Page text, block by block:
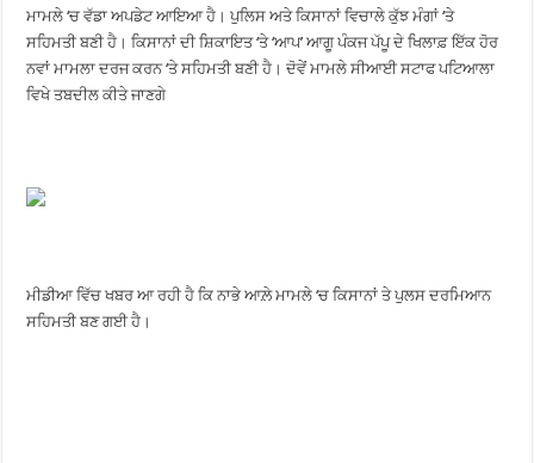
ਮਾਮਲੇ ‘ਚ ਵੱਡਾ ਅਪਡੇਟ ਆਇਆ ਹੈ। ਪੁਲਿਸ ਅਤੇ ਕਿਸਾਨਾਂ ਵਿਚਾਲੇ ਕੁੱਝ ਮੰਗਾਂ ‘ਤੇ
ਸਹਿਮਤੀ ਬਣੀ ਹੈ। ਕਿਸਾਨਾਂ ਦੀ ਸ਼ਿਕਾਇਤ ‘ਤੇ ‘ਆਪ’ ਆਗੂ ਪੰਕਜ ਪੱਪੂ ਦੇ ਖਿਲਾਫ਼ ਇੱਕ ਹੋਰ
ਨਵਾਂ ਮਾਮਲਾ ਦਰਜ ਕਰਨ ‘ਤੇ ਸਹਿਮਤੀ ਬਣੀ ਹੈ। ਦੋਵੇਂ ਮਾਮਲੇ ਸੀਆਈ ਸਟਾਫ ਪਟਿਆਲਾ
ਵਿਖੇ ਤਬਦੀਲ ਕੀਤੇ ਜਾਣਗੇ
ਮੀਡੀਆ ਵਿੱਚ ਖਬਰ ਆ ਰਹੀ ਹੈ ਕਿ ਨਾਭੇ ਆਲ਼ੇ ਮਾਮਲੇ ‘ਚ ਕਿਸਾਨਾਂ ਤੇ ਪੁਲਸ ਦਰਮਿਆਨ
ਸਹਿਮਤੀ ਬਣ ਗਈ ਹੈ।